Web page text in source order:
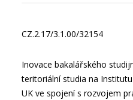
CZ.2.17/3.1.00/32154
Inovace bakalářského
teritoriální studia na
UK ve spojení s rozvojem